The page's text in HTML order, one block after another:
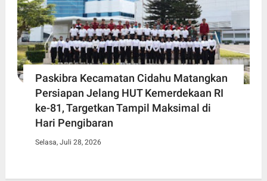
Paskibra Kecamatan Cidahu Matangkan
Persiapan Jelang HUT Kemerdekaan RI
ke-81, Targetkan Tampil Maksimal di
Hari Pengibaran
Selasa, Juli 28, 2026